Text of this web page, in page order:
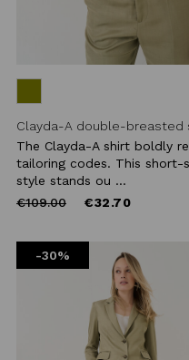
Clayda-A double-breasted
The Clayda-A shirt boldly
tailoring codes. This short-
style stands ou ...
Price
€109.00to €32.70
-30%